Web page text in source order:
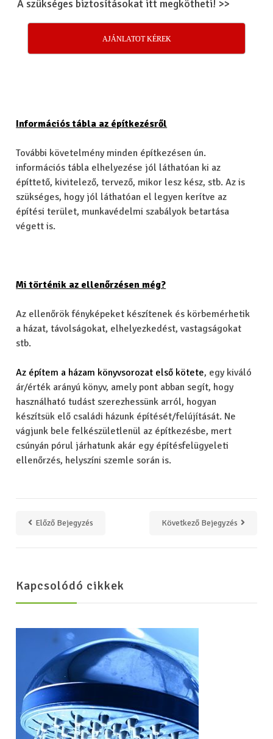
A szükséges biztosításokat itt megkötheti! >>
AJÁNLATOT KÉREK
Információs tábla az építkezésről
További követelmény minden építkezésen ún.
információs tábla elhelyezése jól láthatóan ki az
építtető, kivitelező, tervező, mikor lesz kész, stb. Az is
szükséges, hogy jól láthatóan el legyen kerítve az
építési terület, munkavédelmi szabályok betartása
végett is.
Mi történik az ellenőrzésen még?
Az ellenőrök fényképeket készítenek és körbemérhetik
a házat, távolságokat, elhelyezkedést, vastagságokat
stb.
Az építem a házam könyvsorozat első kötete, egy kiváló
ár/érték arányú könyv, amely pont abban segít, hogy
használható tudást szerezhessünk arról, hogyan
készítsük elő családi házunk építését/felújítását. Ne
vágjunk bele felkészületlenül az építkezésbe, mert
csúnyán pórul járhatunk akár egy építésfelügyeleti
ellenőrzés, helyszíni szemle során is.
Előző Bejegyzés Következő Bejegyzés
Kapcsolódó cikkek